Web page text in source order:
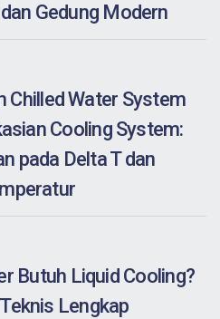
Gedung Modern
Chilled Water System
Cooling System:
pada Delta T dan
Butuh Liquid Cooling?
Lengkap